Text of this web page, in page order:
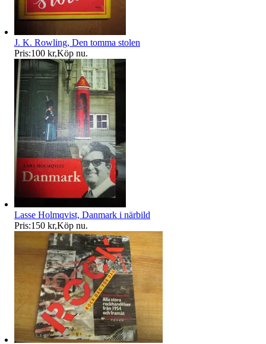
J. K. Rowling, Den tomma stolen
Pris:100 kr,Köp nu.
Lasse Holmqvist, Danmark i närbild
Pris:150 kr,Köp nu.